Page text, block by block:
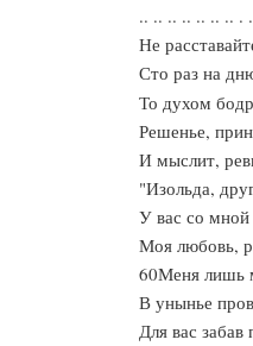
.. .. .. .. .. .. .. . .
Не
Сто раз на
То духом
Решенье,
И мыслит,
"Изольда,
У вас со мной
Моя любовь,
60Меня лишь
В унынье
Для вас